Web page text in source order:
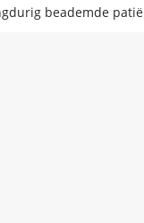
beademde